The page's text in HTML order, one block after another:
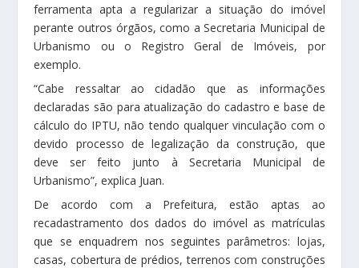
ferramenta apta a regularizar a situação do imóvel
perante outros órgãos, como a Secretaria Municipal de
Urbanismo ou o Registro Geral de Imóveis, por
exemplo.
“Cabe ressaltar ao cidadão que as informações
declaradas são para atualização do cadastro e base de
cálculo do IPTU, não tendo qualquer vinculação com o
devido processo de legalização da construção, que
deve ser feito junto à Secretaria Municipal de
Urbanismo”, explica Juan.
De acordo com a Prefeitura, estão aptas ao
recadastramento dos dados do imóvel as matrículas
que se enquadrem nos seguintes parâmetros: lojas,
casas, cobertura de prédios, terrenos com construções